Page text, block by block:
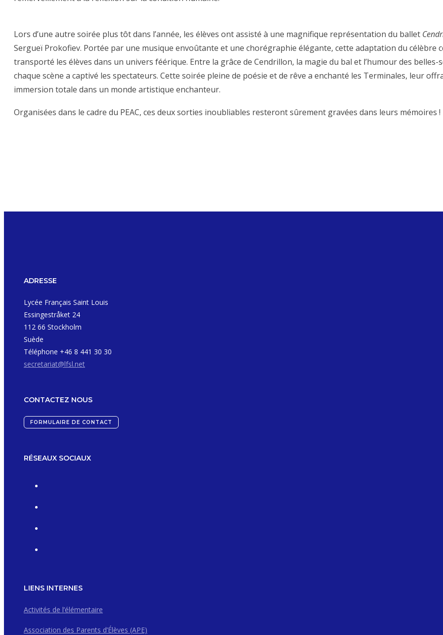
Lors d’une autre soirée plus tôt dans l’année, les élèves ont assisté à une magnifique représentation du ballet
Sergueï Prokofiev. Portée par une musique envoûtante et une chorégraphie élégante, cette adaptation du célèbre
transporté les élèves dans un univers féérique. Entre la grâce de Cendrillon, la magie du bal et l’humour des
chaque scène a captivé les spectateurs. Cette soirée pleine de poésie et de rêve a enchanté les Terminales, leur
immersion totale dans un monde artistique enchanteur.
Organisées dans le cadre du PEAC, ces deux sorties inoubliables resteront sûrement gravées dans leurs mémoires !
ADRESSE
Lycée Français Saint Louis
Essingestråket 24
112 66 Stockholm
Suède
Téléphone +46 8 441 30 30
secretariat@lfsl.net
CONTACTEZ NOUS
FORMULAIRE DE CONTACT
RÉSEAUX SOCIAUX
LIENS INTERNES
Activités de l’élémentaire
Association des Parents d’Élèves (APE)